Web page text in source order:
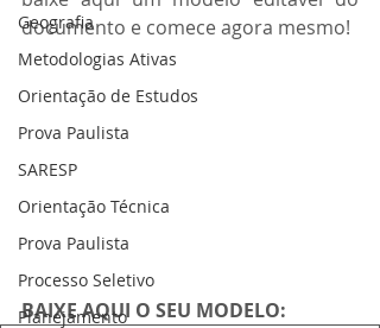
Geografia
Metodologias Ativas
Orientação de Estudos
Prova Paulista
SARESP
Orientação Técnica
Prova Paulista
Processo Seletivo
Planejamento
documento e comece agora mesmo!
BAIXE AQUI O SEU MODELO: